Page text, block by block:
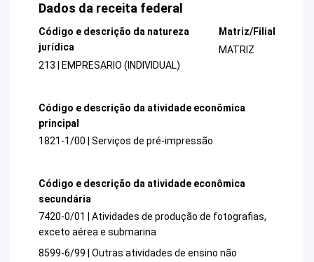
Dados da receita federal
Código e descrição da natureza
jurídica
213 | EMPRESARIO (INDIVIDUAL)
Matriz/Filial
MATRIZ
Código e descrição da atividade econômica
principal
1821-1/00 | Serviços de pré-impressão
Código e descrição da atividade econômica
secundária
7420-0/01 | Atividades de produção de fotografias,
exceto aérea e submarina
8599-6/99 | Outras atividades de ensino não